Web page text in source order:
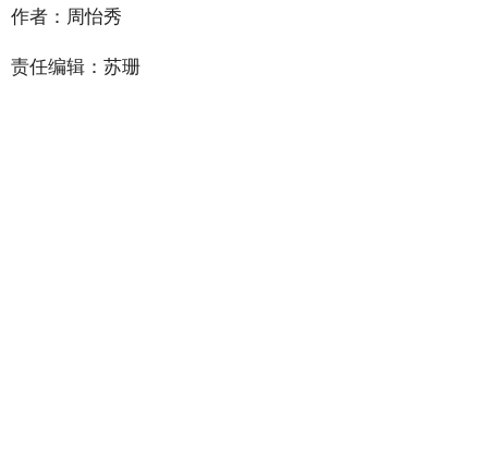
作者：周怡秀
责任编辑：苏珊